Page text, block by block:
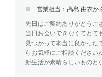
営業担当：高島 由衣か
先日はご契約ありがとうご
当日お会いできなくてとて
見つかって本当に良かった
らお気軽にご相談ください
新生活が素晴らしいものと